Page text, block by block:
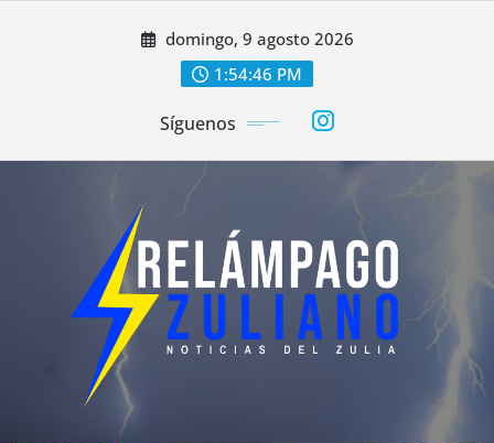
domingo, 9 agosto 2026
1:54:47 PM
Síguenos